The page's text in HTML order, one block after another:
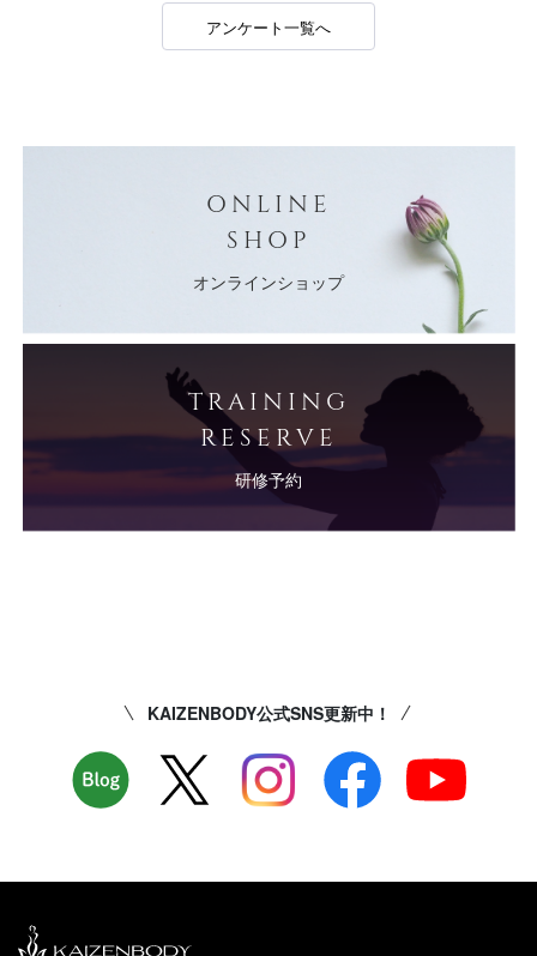
アンケート一覧へ
ONLINE
SHOP
オンラインショップ
TRAINING
RESERVE
研修予約
KAIZENBODY公式SNS更新中！